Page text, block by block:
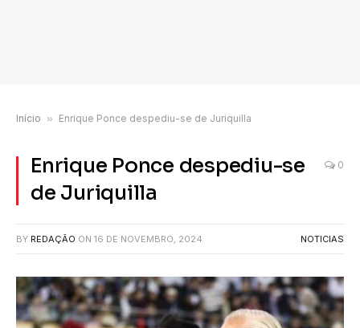
Início » Enrique Ponce despediu-se de Juriquilla
Enrique Ponce despediu-se
de Juriquilla
0
BY REDAÇÃO ON 16 DE NOVEMBRO, 2024 NOTICIAS